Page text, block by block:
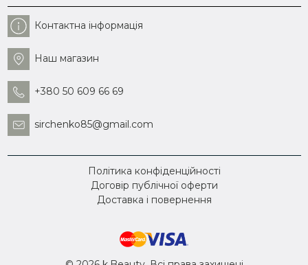
Контактна інформація
Наш магазин
+380 50 609 66 69
sirchenko85@gmail.com
Політика конфіденційності
Договір публічної оферти
Доставка і повернення